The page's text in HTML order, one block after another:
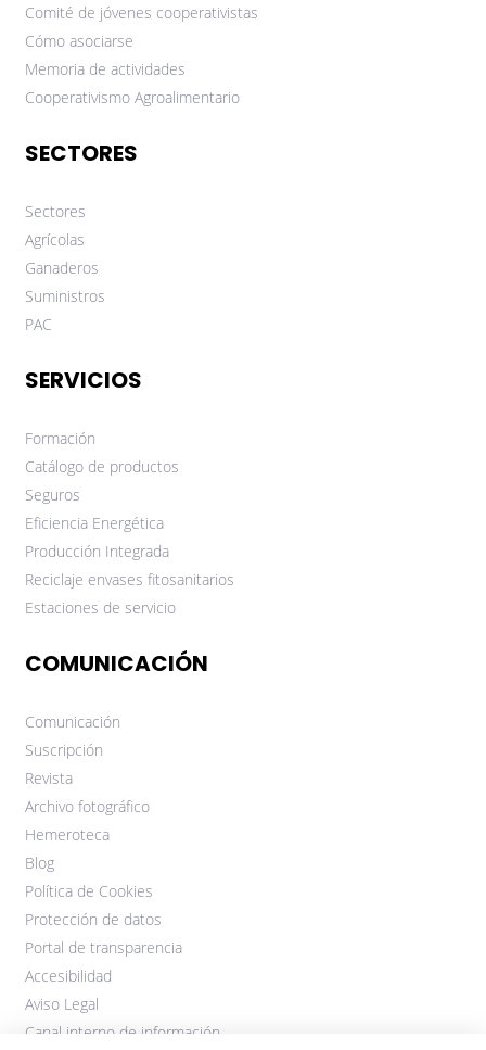
Comité de jóvenes cooperativistas
Cómo asociarse
Memoria de actividades
Cooperativismo Agroalimentario
SECTORES
Sectores
Agrícolas
Ganaderos
Suministros
PAC
SERVICIOS
Formación
Catálogo de productos
Seguros
Eficiencia Energética
Producción Integrada
Reciclaje envases fitosanitarios
Estaciones de servicio
COMUNICACIÓN
Comunicación
Suscripción
Revista
Archivo fotográfico
Hemeroteca
Blog
Política de Cookies
Protección de datos
Portal de transparencia
Accesibilidad
Aviso Legal
Canal interno de información